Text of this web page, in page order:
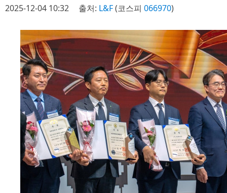
2025-12-04 10:32 출처: L&F(코스피 066970)